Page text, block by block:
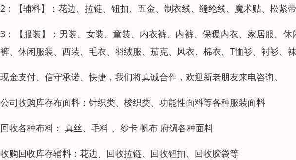
2：【辅料】：花边、拉链、钮扣、五金、制衣线、缝纶线、魔术贴、松紧
3：【服装】：男装、女装、童装、内衣裤、内裤、保暖内衣、家居服、
裤、休闲服装、西装、毛衣、羽绒服、茄克、风衣、棉衣、T恤衫、衬衫、
现金支付、信守承诺、快捷，我们将真诚合作，欢迎新老朋友来电咨询。
公司收购库存布面料：针织类、梭织类、功能性面料等各种服装面料
回收各种布料： 真丝、毛料 、纱卡 帆布 府绸各种面料
收购回收库存辅料：花边、回收拉链、回收钮扣、回收胶袋等